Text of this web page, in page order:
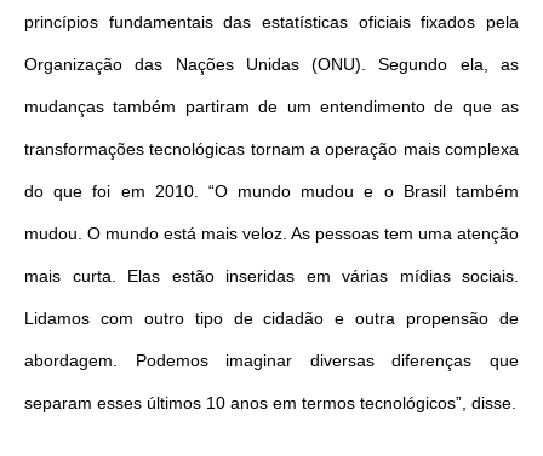
princípios fundamentais das estatísticas oficiais fixados pela
Organização das Nações Unidas (ONU). Segundo ela, as
mudanças também partiram de um entendimento de que as
transformações tecnológicas tornam a operação mais complexa
do que foi em 2010. “O mundo mudou e o Brasil também
mudou. O mundo está mais veloz. As pessoas tem uma atenção
mais curta. Elas estão inseridas em várias mídias sociais.
Lidamos com outro tipo de cidadão e outra propensão de
abordagem. Podemos imaginar diversas diferenças que
separam esses últimos 10 anos em termos tecnológicos”, disse.